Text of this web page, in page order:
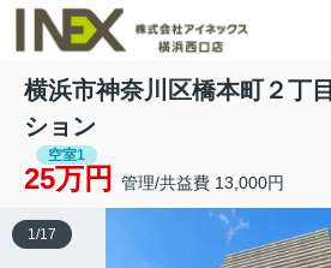
横浜市神奈川区橋本町２丁
ション
空室1
25万円 管理/共益費 13,000円
1/17